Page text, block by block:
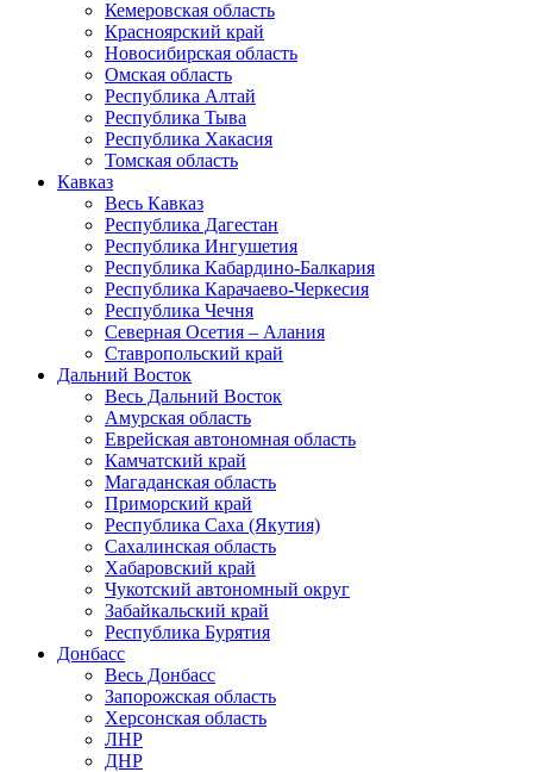
Кемеровская область
Красноярский край
Новосибирская область
Омская область
Республика Алтай
Республика Тыва
Республика Хакасия
Томская область
Кавказ
Весь Кавказ
Республика Дагестан
Республика Ингушетия
Республика Кабардино-Балкария
Республика Карачаево-Черкесия
Республика Чечня
Северная Осетия – Алания
Ставропольский край
Дальний Восток
Весь Дальний Восток
Амурская область
Еврейская автономная область
Камчатский край
Магаданская область
Приморский край
Республика Саха (Якутия)
Сахалинская область
Хабаровский край
Чукотский автономный округ
Забайкальский край
Республика Бурятия
Донбасс
Весь Донбасс
Запорожская область
Херсонская область
ЛНР
ДНР